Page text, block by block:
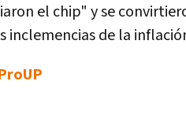
el chip" y se
inclemencias de la